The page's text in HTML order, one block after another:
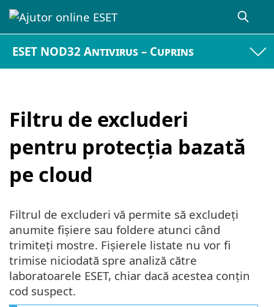
ESET NOD32 Antivirus – Cuprins
Filtru de excluderi
pentru protecția bazată
pe cloud
Filtrul de excluderi vă permite să excludeți
anumite fișiere sau foldere atunci când
trimiteți mostre. Fișierele listate nu vor fi
trimise niciodată spre analiză către
laboratoarele ESET, chiar dacă acestea conțin
cod suspect.